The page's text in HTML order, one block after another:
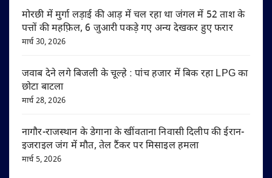
मोरछी में मुर्गा लड़ाई की आड़ में चल रहा था जंगल में 52 ताश के
पत्तों की महफ़िल, 6 जुआरी पकड़े गए अन्य देखकर हुए फरार
मार्च 30, 2026
जवाब देने लगे बिजली के चूल्हे : पांच हजार में बिक रहा LPG का
छोटा बाटला
मार्च 28, 2026
नागौर-राजस्थान के डेगाना के खींवताना निवासी दिलीप की ईरान-
इजराइल जंग में मौत, तेल टैंकर पर मिसाइल हमला
मार्च 5, 2026